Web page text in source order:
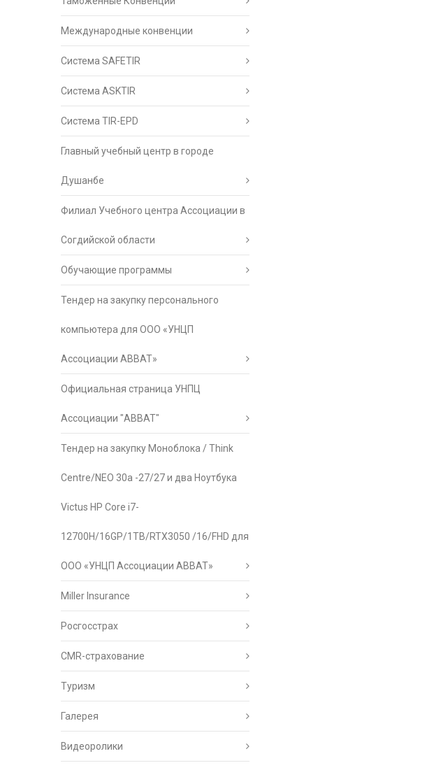
Международные конвенции
Система SAFETIR
Система ASKTIR
Система TIR-EPD
Главный учебный центр в городе
Душанбе
Филиал Учебного центра Ассоциации в
Согдийской области
Обучающие программы
Тендер на закупку персонального
компьютера для ООО «УНЦП
Ассоциации АВВАТ»
Официальная страница УНПЦ
Ассоциации "АВВАТ"
Тендер на закупку Моноблока / Think
Centre/NEO 30a -27/27 и два Ноутбука
Victus HP Core i7-
12700H/16GP/1TB/RTX3050 /16/FHD для
ООО «УНЦП Ассоциации АВВАТ»
Miller Insurance
Росгосстрах
CMR-страхование
Туризм
Галерея
Видеоролики